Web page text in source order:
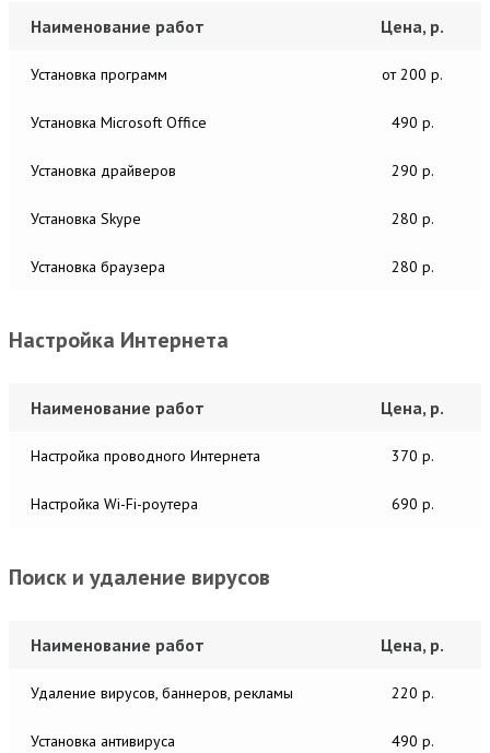
Наименование работ Цена, р.
Установка программ от 200 р.
Установка Microsoft Office 490 р.
Установка драйверов 290 р.
Установка Skype 280 р.
Установка браузера 280 р.
Настройка Интернета
Наименование работ Цена, р.
Настройка проводного Интернета 370 р.
Настройка Wi-Fi-роутера 690 р.
Поиск и удаление вирусов
Наименование работ Цена, р.
Удаление вирусов, баннеров, рекламы 220 р.
Установка антивируса 490 р.